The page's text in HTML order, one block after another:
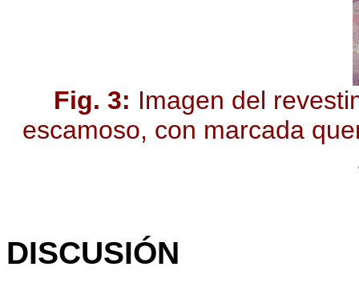
Fig. 3: Imagen del
escamoso, con marcada
DISCUSIÓN